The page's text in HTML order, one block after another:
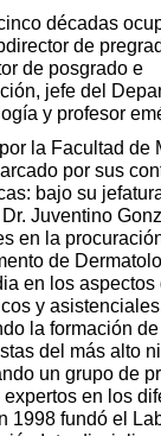
décadas
de
de posgrado e
jefe del
y profesor
la Facultad de
por sus
bajo su
Dr. Juventino
en la
de
en los aspectos
y
la formación de
del más alto
un grupo de
expertos en los
1998 fundó el